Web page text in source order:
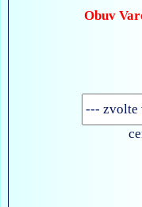
Obuv